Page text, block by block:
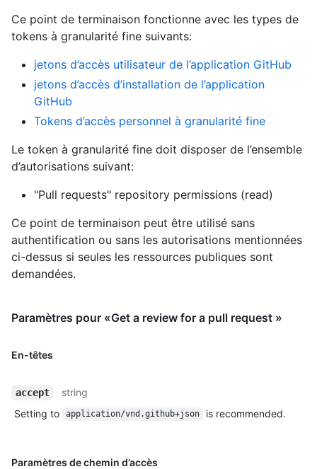
Ce point de terminaison fonctionne avec les types de
tokens à granularité fine suivants:
jetons d’accès utilisateur de l’application GitHub
jetons d’accès d’installation de l’application
GitHub
Tokens d’accès personnel à granularité fine
Le token à granularité fine doit disposer de l’ensemble
d’autorisations suivant:
"Pull requests" repository permissions (read)
Ce point de terminaison peut être utilisé sans
authentification ou sans les autorisations mentionnées
ci-dessus si seules les ressources publiques sont
demandées.
Paramètres pour «Get a review for a pull request »
En-têtes
accept
string
Setting to
application/vnd.github+json is recommended.
Paramètres de chemin d’accès